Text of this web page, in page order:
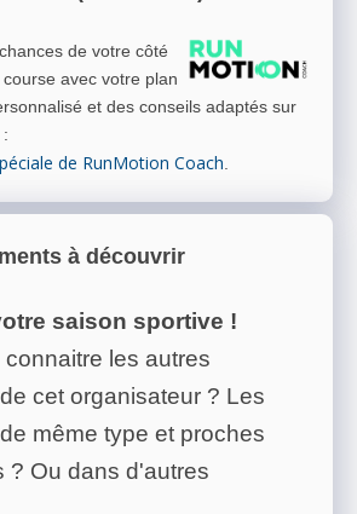
de votre côté
avec votre plan
et des conseils adaptés sur
:
de RunMotion Coach.
à découvrir
saison sportive !
les autres
cet organisateur ? Les
même type et proches
? Ou dans d'autres